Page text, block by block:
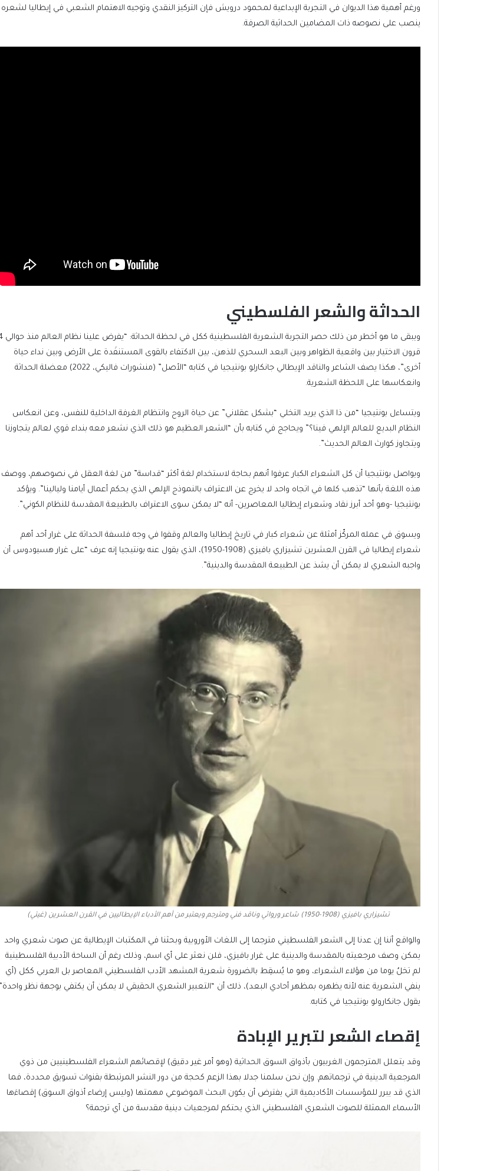
ورغم أهمية هذا الديوان في التجربة الإبداعية لمحمود درويش فإن التركيز النقدي وتوجيه الاهتمام الشعبي في إيطاليا لشعره
ينصب على نصوصه ذات المضامين الحداثية الصرفة.
الحداثة والشعر الفلسطيني
ويبقى ما هو أخطر من ذلك حصر التجربة
قرون الاختيار بين واقعية الظواهر وبين البعد السحري للذهن، بين الاكتفاء بالقوى المستنفَدة على الأرض وبين نداء حياة
أخرى”، هكذا يصف الشاعر والناقد الإيطالي جانكارلو بونتيجيا في كتابه “الأصل” (منشورات فاليكي، 2022) معضلة الحداثة
وانعكاسها على اللحظة الشعرية.
ويتساءل بونتيجيا “من ذا الذي يريد التخلي “بشكل عقلاني” عن حياة الروح وانتظام الغرفة الداخلية للنفس، وعن انعكاس
النظام البديع للعالم الإلهي فينا؟” ويحاجج في كتابه بأن “الشعر العظيم هو ذلك الذي نشعر معه بنداء قوي لعالم يتجاوزنا
ويتجاوز كوارث العالم الحديث”.
ويواصل بونتيجيا أن كل الشعراء الكبار عرفوا أنهم بحاجة لاستخدام لغة أكثر “قداسة” من لغة العقل في نصوصهم، ووصف
هذه اللغة بأنها “تذهب كلها في اتجاه واحد لا يخرج عن الاعتراف بالنموذج الإلهي الذي يحكم أعمال أيامنا وليالينا”. ويؤكد
بونتيجيا -وهو أحد أبرز نقاد وشعراء إيطاليا المعاصرين- أنه “لا يمكن سوى الاعتراف بالطبيعة المقدسة للنظام الكوني”.
ويسوق في عمله المركّز أمثلة عن شعراء كبار في تاريخ إيطاليا والعالم وقفوا في وجه فلسفة الحداثة على غرار أحد أهم
شعراء إيطاليا في القرن العشرين تشيزاري بافيزي (1908-1950)، الذي يقول عنه بونتيجيا إنه عرف “على غرار هسيودوس أن
واجبه الشعري لا يمكن أن يشذ عن الطبيعة المقدسة والدينية”.
تشيزاري بافيزي (1908-1950) شاعر وروائي وناقد فني ومترجم ويعتبر من أهم الأدباء الإيطاليين في القرن العشرين (غيتي)
والواقع أننا إن عدنا إلى الشعر الفلسطيني مترجما إلى اللغات الأوروبية وبحثنا في المكتبات الإيطالية عن صوت شعري واحد
يمكن وصف مرجعيته بالمقدسة والدينية على غرار بافيزي، فلن نعثر على أي اسم، وذلك رغم أن الساحة الأدبية الفلسطينية
لم تخلُ يوما من هؤلاء الشعراء، وهو ما يُسقِط بالضرورة شعرية المشهد الأدب الفلسطيني المعاصر بل العربي ككل (أي
ينفي الشعرية عنه لأنه يظهره بمظهر أحادي البعد)، ذلك أن “التعبير الشعري الحقيقي لا يمكن أن يكتفي بوجهة نظر واحدة”
يقول جانكارولو بونتيجيا في كتابه.
إقصاء الشعر لتبرير الإبادة
وقد يتعلل المترجمون الغربيون بأذواق السوق الحداثية (وهو أمر غير دقيق) لإقصائهم الشعراء الفلسطينيين من ذوي
المرجعية الدينية في ترجماتهم. وإن نحن سلمنا جدلا بهذا الزعم كحجة من دور النشر المرتبطة بقنوات تسويق محددة، فما
الذي قد يبرر للمؤسسات الأكاديمية التي يفترض أن يكون البحث الموضوعي مهمتها (وليس إرضاء أذواق السوق) إقصاءَها
الأسماء الممثلة للصوت الشعري الفلسطيني الذي يحتكم لمرجعيات دينية مقدسة من أي ترجمة؟